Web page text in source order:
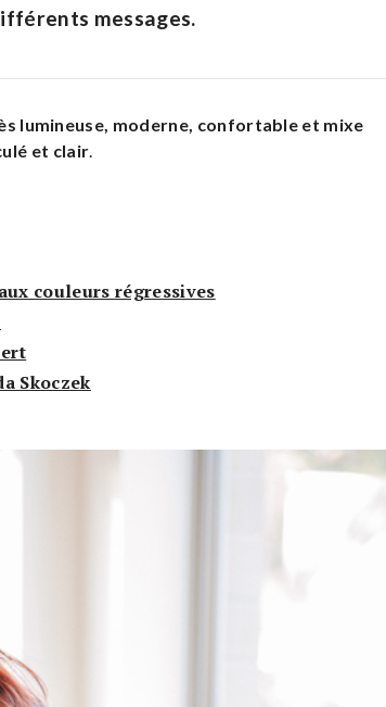
messages.
lumineuse, moderne, confortable et mixe
et clair.
couleurs régressives
Skoczek